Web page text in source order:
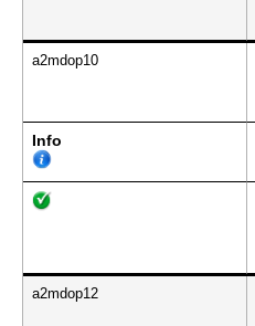
a2mdop10
Info
a2mdop12